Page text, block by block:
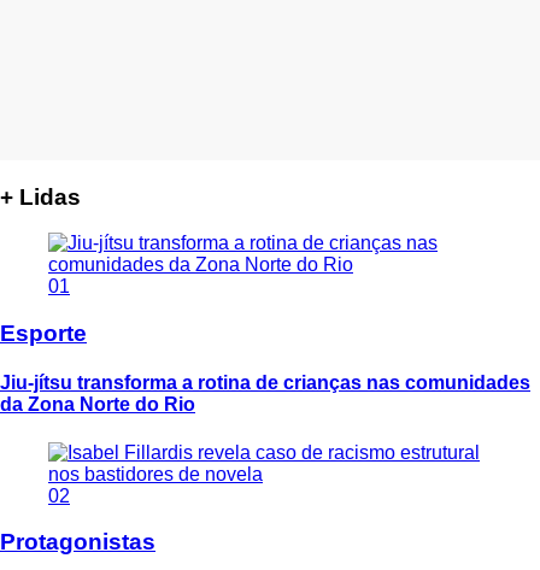
+ Lidas
01
Esporte
Jiu-jítsu transforma a rotina de crianças nas comunidades
da Zona Norte do Rio
02
Protagonistas